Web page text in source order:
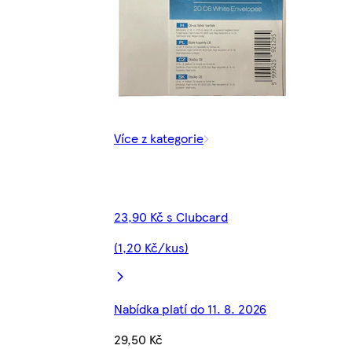
Více z kategorie
23,90 Kč s Clubcard
(1,20 Kč/kus)
Nabídka platí do 11. 8. 2026
29,50 Kč